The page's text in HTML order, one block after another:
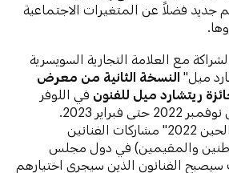
جديد فضلاً عن المتغيرات الاجتماعية
مع العلامة التجارية السويسرية
ميل"النسخة الثانية من معرض
في اللوفر
أبوظبي خلال الفترة من نوفمبر 2022 حتى فبراير 2023.
ويستقبل معرض "فن الحين 2022" مشاركات الفنانين
والمقيمين) في دول مجلس
الفنانون الذين سيجري اختيارهم